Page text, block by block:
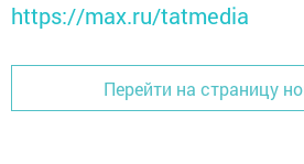
https://max.ru/tatmedia
Перейти на страницу